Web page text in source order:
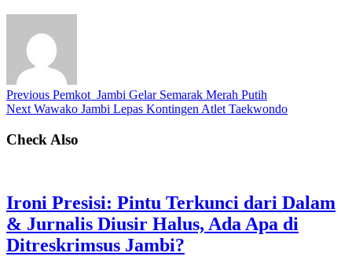
Previous Pemkot Jambi Gelar Semarak Merah Putih
Next Wawako Jambi Lepas Kontingen Atlet Taekwondo
Check Also
Ironi Presisi: Pintu Terkunci dari Dalam
& Jurnalis Diusir Halus, Ada Apa di
Ditreskrimsus Jambi?